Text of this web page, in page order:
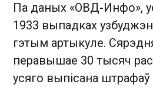
Па даных «ОВД-Инфо»,
1933 выпадках
гэтым артыкуле.
перавышае 30 тысяч
усяго выпісана